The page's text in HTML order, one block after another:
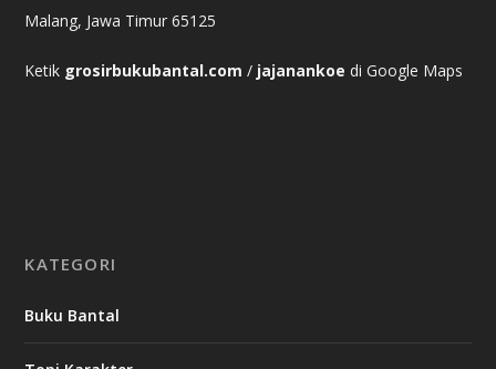
Malang, Jawa Timur 65125
Ketik grosirbukubantal.com / jajanankoe di Google Maps
KATEGORI
Buku Bantal